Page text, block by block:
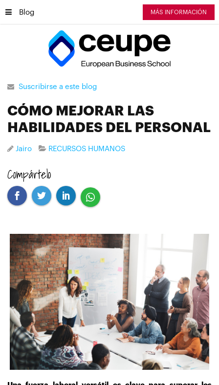
Blog MÁS INFORMACIÓN
Suscribirse a este blog
CÓMO MEJORAR LAS
HABILIDADES DEL PERSONAL
Jairo RECURSOS HUMANOS
Compártelo